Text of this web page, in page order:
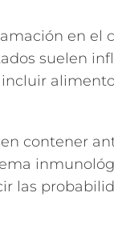
en el
suelen
contener
las